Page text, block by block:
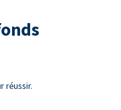
réussir.